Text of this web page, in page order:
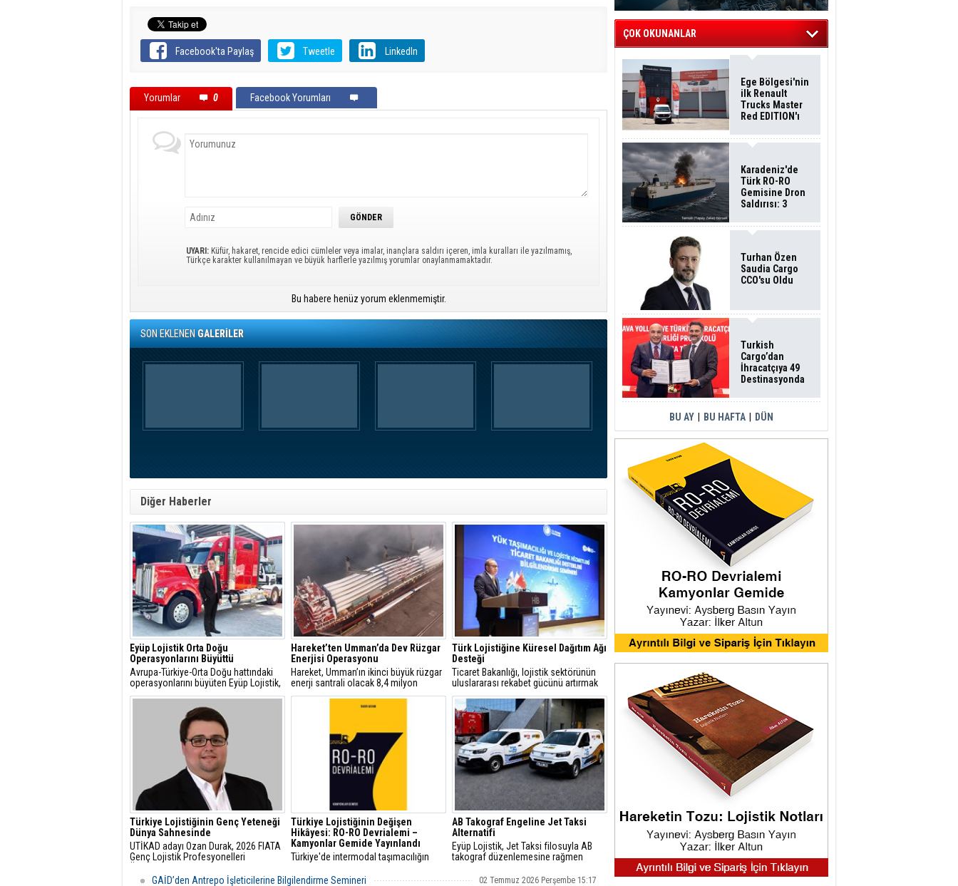
Facebook'ta Paylaş Tweetle LinkedIn
Yorumlar 0 Facebook Yorumları
UYARI: Küfür, hakaret, rencide edici cümleler veya imalar, inançlara saldırı içeren, imla kuralları ile yazılmamış,
Türkçe karakter kullanılmayan ve büyük harflerle yazılmış yorumlar onaylanmamaktadır.
Bu habere henüz yorum eklenmemiştir.
SON EKLENENGALERİLER
Diğer Haberler
Eyüp Lojistik Orta Doğu
Operasyonlarını Büyüttü
Avrupa-Türkiye-Orta Doğu hattındaki
operasyonlarını büyüten Eyüp Lojistik,
Orta Doğu’ya gerçekleştirdiği aylık
sefer sayısını 500’e çıkardı.
Hareket’ten Umman’da Dev Rüzgar
Enerjisi Operasyonu
Hareket, Umman’ın ikinci büyük rüzgar
enerji santrali olacak 8,4 milyon
dolarlık Riyah 1&2 Rüzgar Enerji
Santrali projesindeki operasyonlarını
Türk Lojistiğine Küresel Dağıtım Ağı
Desteği
Ticaret Bakanlığı, lojistik sektörünün
uluslararası rekabet gücünü artırmak
amacıyla 13 farklı destek kalemini
devreye aldı.
Türkiye Lojistiğinin Genç Yeteneği
Dünya Sahnesinde
UTİKAD adayı Ozan Durak, 2026 FIATA
Genç Lojistik Profesyonelleri
olarak Milano’da Türkiye’yi ve Avrupa
Türkiye Lojistiğinin Değişen
Hikâyesi: RO-RO Devrialemi –
Kamyonlar Gemide Yayınlandı
Türkiye'de intermodal taşımacılığın
düşünsel dönüşümüne ışık tutan RO-
AB Takograf Engeline Jet Taksi
Alternatifi
Eyüp Lojistik, Jet Taksi filosuyla AB
takograf düzenlemesine rağmen
sürdürüyor.
GAİD’den Antrepo İşleticilerine Bilgilendirme Semineri 02 Temmuz 2026 Perşembe 15:17
ÇOK OKUNANLAR
Ege Bölgesi'nin
ilk Renault
Trucks Master
Red EDITION'ı
Filosuna Katıldı
Karadeniz'de
Türk RO-RO
Gemisine Dron
Saldırısı: 3
Durumu Ağır
Turhan Özen
Saudia Cargo
CCO'su Oldu
Turkish
Cargo’dan
İhracatçıya 49
Destinasyonda
BU AY BU HAFTA DÜN